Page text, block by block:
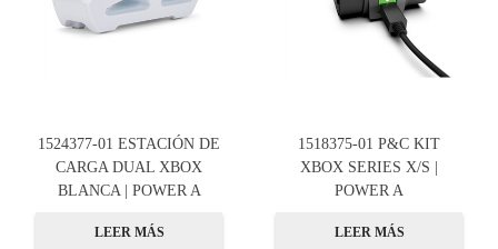
1524377-01 ESTACIÓN DE
CARGA DUAL XBOX
BLANCA | POWER A
LEER MÁS
1518375-01 P&C KIT
XBOX SERIES X/S |
POWER A
LEER MÁS